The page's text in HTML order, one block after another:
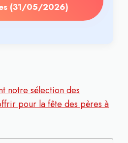
(31/05/2026)
notre sélection des
pour la fête des pères à